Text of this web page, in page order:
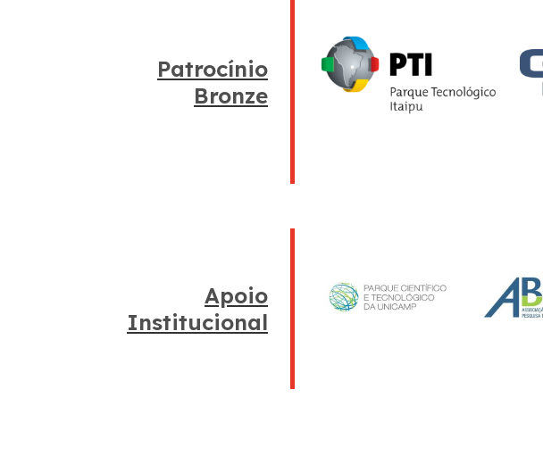
Patrocínio
Bronze
Apoio
Institucional